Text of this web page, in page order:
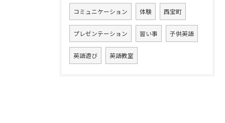
コミュニケーション 体験 西宝町
プレゼンテーション 習い事 子供英語
英語遊び 英語教室